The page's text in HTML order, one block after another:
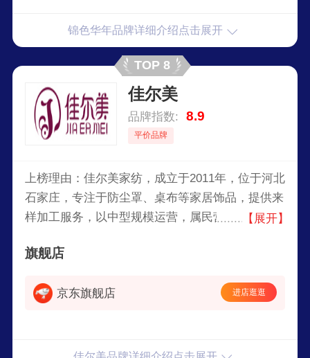
锦色华年品牌详细介绍点击展开
TOP 8
佳尔美
品牌指数: 8.9
平价品牌
上榜理由：佳尔美家纺，成立于2011年，位于河北
石家庄，专注于防尘罩、桌布等家居饰品，提供来
样加工服务，以中型规模运营，属民营企业，产品
【展开】
旗舰店
京东旗舰店 进店逛逛